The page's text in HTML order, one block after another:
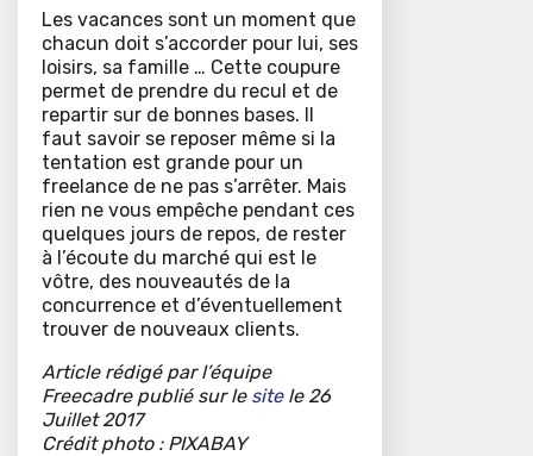
Les vacances sont un moment que
chacun doit s’accorder pour lui, ses
loisirs, sa famille … Cette coupure
permet de prendre du recul et de
repartir sur de bonnes bases. Il
faut savoir se reposer même si la
tentation est grande pour un
freelance de ne pas s’arrêter. Mais
rien ne vous empêche pendant ces
quelques jours de repos, de rester
à l’écoute du marché qui est le
vôtre, des nouveautés de la
concurrence et d’éventuellement
trouver de nouveaux clients.
Article rédigé par l’équipe
Freecadre publié sur le sitele 26
Juillet 2017
Crédit photo : PIXABAY